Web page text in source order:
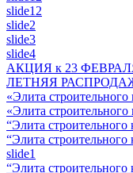
slide12
slide2
slide3
slide4
АКЦИЯ к 23
ЛЕТНЯЯ
«Элита
«Элита
“Элита
“Элита строительного
slide1
“Элита